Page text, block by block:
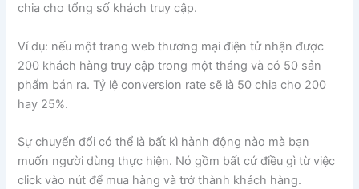
chia cho tổng số khách truy cập.
Ví dụ: nếu một trang web thương mại điện tử nhận được
200 khách hàng truy cập trong một tháng và có 50 sản
phẩm bán ra. Tỷ lệ conversion rate sẽ là 50 chia cho 200
hay 25%.
Sự chuyển đổi có thể là bất kì hành động nào mà bạn
muốn người dùng thực hiện. Nó gồm bất cứ điều gì từ việc
click vào nút để mua hàng và trở thành khách hàng.